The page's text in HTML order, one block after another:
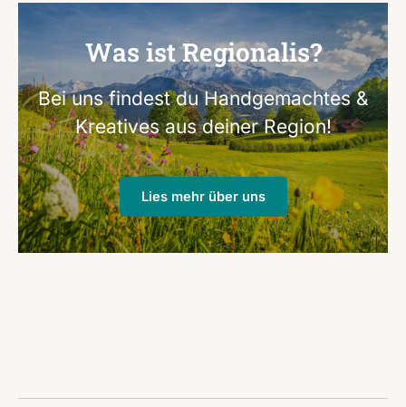
Was ist Regionalis?
Bei uns findest du Handgemachtes &
Kreatives aus deiner Region!
Lies mehr über uns